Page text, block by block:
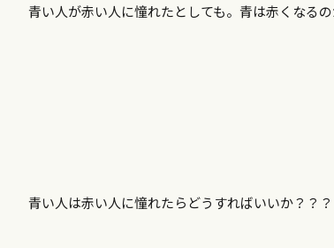
青い人が赤い人に憧れたとしても。青は赤くなるの
青い人は赤い人に憧れたらどうすればいいか？？？